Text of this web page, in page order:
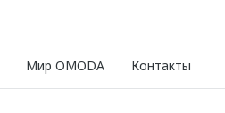
Мир OMODA Контакты